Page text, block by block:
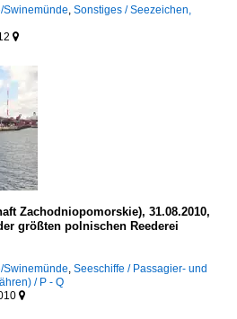
Swinemünde, Sonstiges / Seezeichen,

Zachodniopomorskie), 31.08.2010,
größten polnischen Reederei
Swinemünde, Seeschiffe / Passagier- und
/ P - Q
